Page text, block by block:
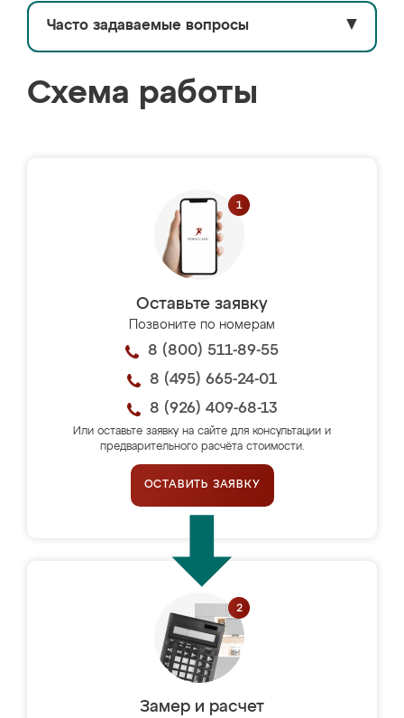
Часто задаваемые вопросы ▼
Схема работы
Оставьте заявку
Позвоните по номерам
8 (800) 511-89-55
8 (495) 665-24-01
8 (926) 409-68-13
Или оставьте заявку на сайте для консультации и
предварительного расчёта стоимости.
ОСТАВИТЬ ЗАЯВКУ
Замер и расчет